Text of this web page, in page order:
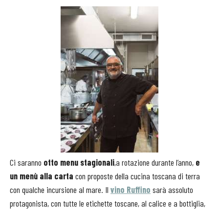
Ci saranno otto menu stagionali,a rotazione durante l’anno, e
un menù alla carta con proposte della cucina toscana di terra
con qualche incursione al mare. Il vino Ruffino sarà assoluto
protagonista, con tutte le etichette toscane, al calice e a bottiglia,